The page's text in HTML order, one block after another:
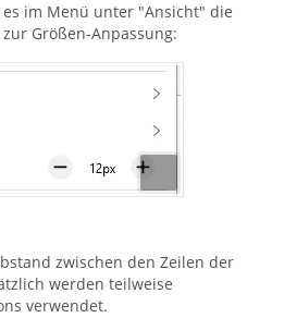
im Menü unter "Ansicht" die
Größen-Anpassung:
zwischen den Zeilen der
werden teilweise
verwendet.